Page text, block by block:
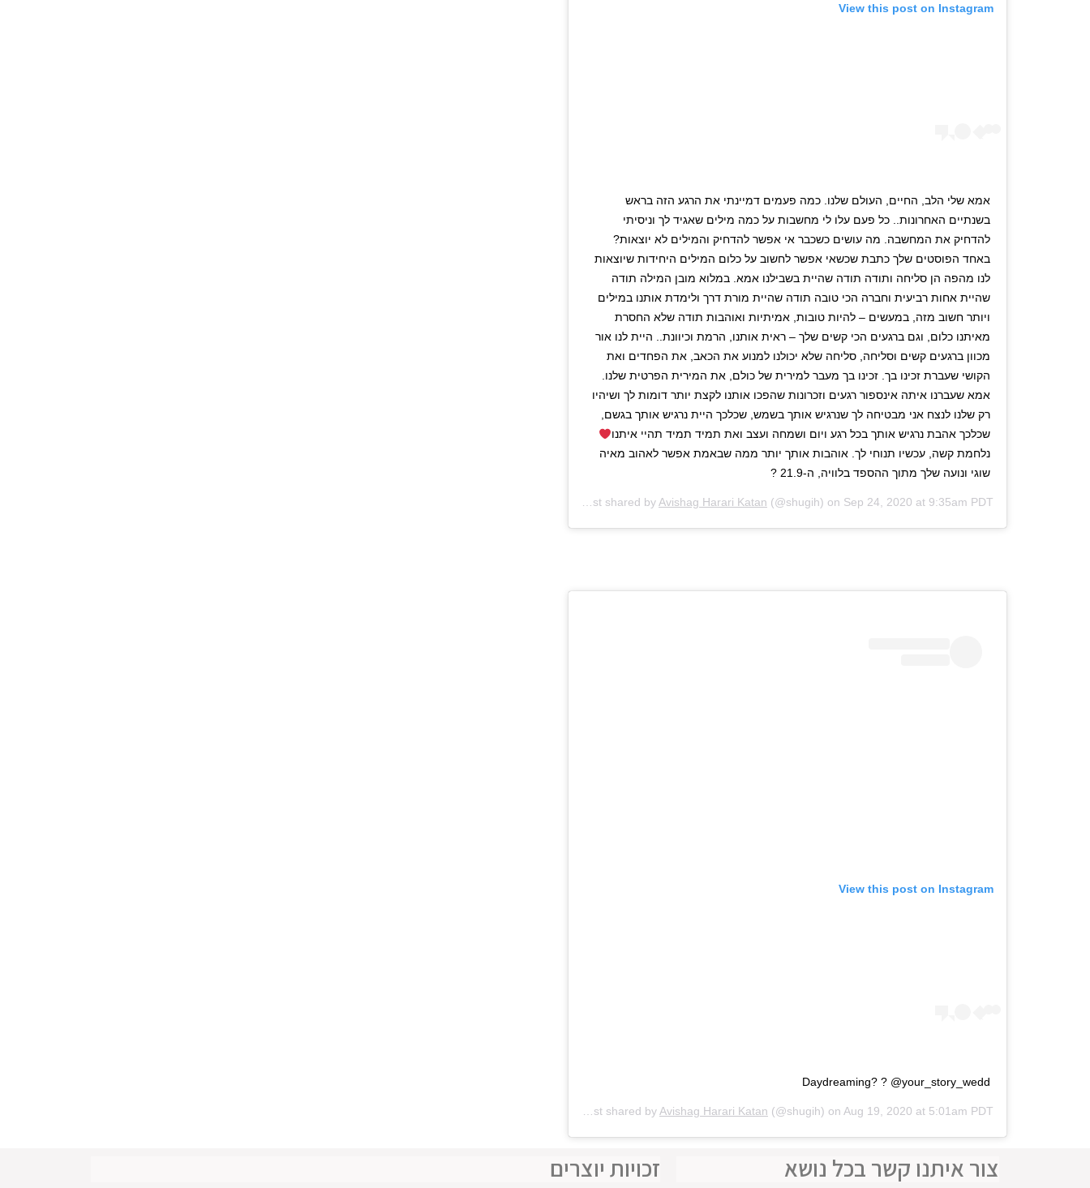
View this post on Instagram
אמא שלי הלב, החיים, העולם שלנו. כמה פעמים דמיינתי את הרגע הזה בראש
בשנתיים האחרונות.. כל פעם עלו לי מחשבות על כמה מילים שאגיד לך וניסיתי
להדחיק את המחשבה. מה עושים כשכבר אי אפשר להדחיק והמילים לא יוצאות?
באחד הפוסטים שלך כתבת שכשאי אפשר לחשוב על כלום המילים היחידות שיוצאות
לנו מהפה הן סליחה ותודה תודה שהיית בשבילנו אמא. במלוא מובן המילה תודה
שהיית אחות רביעית וחברה הכי טובה תודה שהיית מורת דרך ולימדת אותנו במילים
ויותר חשוב מזה, במעשים – להיות טובות, אמיתיות ואוהבות תודה שלא החסרת
מאיתנו כלום, וגם ברגעים הכי קשים שלך – ראית אותנו, הרמת וכיוונת.. היית לנו אור
מכוון ברגעים קשים וסליחה, סליחה שלא יכולנו למנוע את הכאב, את הפחדים ואת
הקושי שעברת זכינו בך. זכינו בך מעבר למירית של כולם, את המירית הפרטית שלנו.
אמא שעברנו איתה אינספור רגעים וזכרונות שהפכו אותנו לקצת יותר דומות לך ושיהיו
רק שלנו לנצח אני מבטיחה לך שנרגיש אותך בשמש, שכלכך היית נרגיש אותך בגשם,
שכלכך אהבת נרגיש אותך בכל רגע ויום ושמחה ועצב ואת תמיד תמיד תהיי איתנו
נלחמת קשה, עכשיו תנוחי לך. אוהבות אותך יותר ממה שבאמת אפשר לאהוב מאיה
שוגי ונועה שלך מתוך ההספד בלוויה, ה-21.9 ?
A post shared by Avishag Harari Katan (@shugih) on Sep 24, 2020 at 9:35am PDT
View this post on Instagram
Daydreaming? ? @your_story_wedd
Avishag Harari Katan (@shugih) on Aug 19, 2020 at 5:01am PDT
צור איתנו קשר בכל נושא זכויות יוצרים